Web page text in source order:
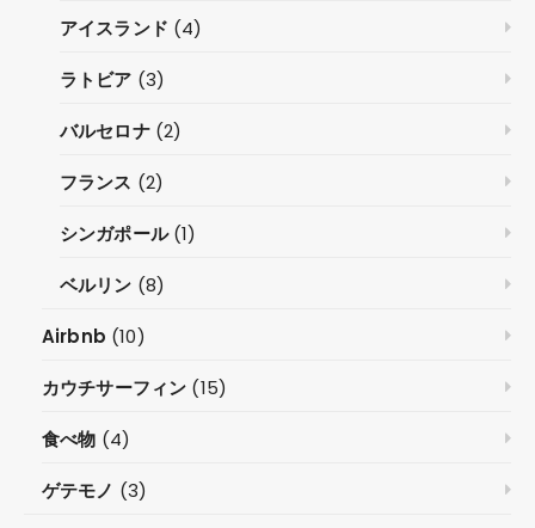
アイスランド (4)
ラトビア (3)
バルセロナ(2)
フランス (2)
シンガポール(1)
ベルリン (8)
Airbnb (10)
カウチサーフィン (15)
食べ物 (4)
ゲテモノ (3)